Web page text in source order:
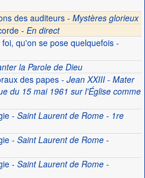
des auditeurs - Mystères glorieux
- En direct
qu'on se pose quelquefois-
la Parole de Dieu
des papes- Jean XXIII - Mater
du 15 mai 1961 sur l'Église comme
- Saint Laurent de Rome - 1re
- Saint Laurent de Rome -
- Saint Laurent de Rome -